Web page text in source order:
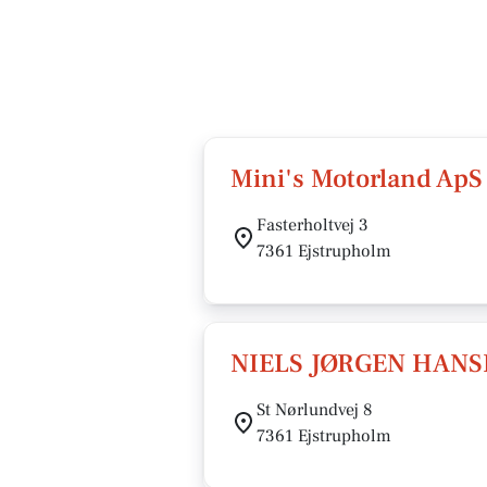
Mini's Motorland ApS
Fasterholtvej 3
7361 Ejstrupholm
NIELS JØRGEN
St Nørlundvej 8
7361 Ejstrupholm